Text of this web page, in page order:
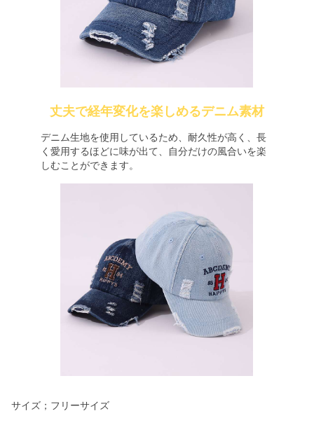
丈夫で経年変化を楽しめるデニム素材
デニム生地を使用しているため、耐久性が高く、長
く愛用するほどに味が出て、自分だけの風合いを楽
しむことができます。
サイズ；フリーサイズ